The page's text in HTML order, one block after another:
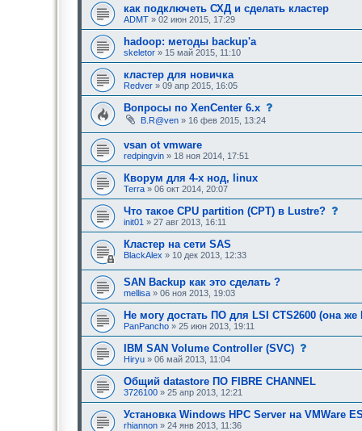
р
б
у
щ
о
б
и
я
:
как подключеть СХД и сделать кластер
ADMT » 02 июн 2015, 17:29
hadoop: методы backup'a
skeletor » 15 май 2015, 11:10
кластер для новичка
Redver » 09 апр 2015, 16:05
Вопросы по XenCenter 6.x
б
н
т
р
б
е
е
о
б
е
н
я
:
B.R@ven » 16 фев 2015, 13:24
vsan ot vmware
redpingvin » 18 ноя 2014, 17:51
Кворум для 4-х нод, linux
Terra » 06 окт 2014, 20:07
Что такое CPU partition (CPT) в Lustre?
т
р
б
д
о
init01 » 27 авг 2013, 16:11
Кластер на сети SAS
BlackAlex » 10 дек 2013, 12:33
SAN Backup как это сделать ?
mellisa » 06 ноя 2013, 19:03
Не могу достать ПО для LSI CTS2600 (она же
PanPancho » 25 июн 2013, 19:11
IBM SAN Volume Controller (SVC)
б
щ
н
и
Hiryu » 06 май 2013, 11:04
Общий datastore ПО FIBRE CHANNEL
3726100 » 25 апр 2013, 12:21
Установка Windows HPC Server на VMWare
rhiannon » 24 янв 2013, 11:36